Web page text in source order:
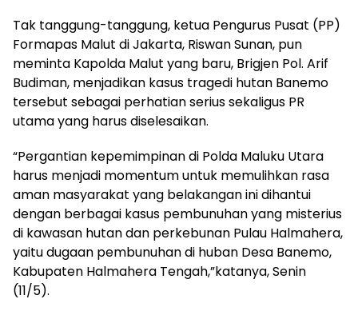
Tak tanggung-tanggung, ketua Pengurus Pusat (PP)
Formapas Malut di Jakarta, Riswan Sunan, pun
meminta Kapolda Malut yang baru, Brigjen Pol. Arif
Budiman, menjadikan kasus tragedi hutan Banemo
tersebut sebagai perhatian serius sekaligus PR
utama yang harus diselesaikan.
“Pergantian kepemimpinan di Polda Maluku Utara
harus menjadi momentum untuk memulihkan rasa
aman masyarakat yang belakangan ini dihantui
dengan berbagai kasus pembunuhan yang misterius
di kawasan hutan dan perkebunan Pulau Halmahera,
yaitu dugaan pembunuhan di huban Desa Banemo,
Kabupaten Halmahera Tengah,”katanya, Senin
(11/5).